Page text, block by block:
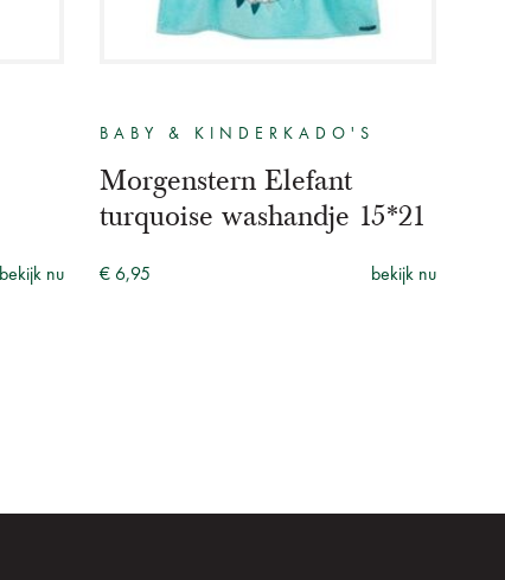
bekijk nu
BABY & KINDERKADO'S
Morgenstern Elefant
turquoise washandje 15*21
€ 6,95 bekijk nu